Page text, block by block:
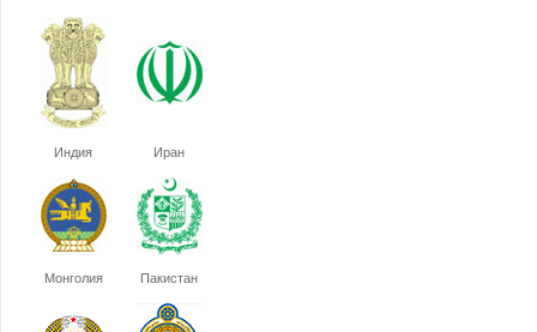
Индия Иран
Монголия Пакистан